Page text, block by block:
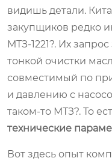
видишь детали.
закупщиков редко
МТЗ-1221?. Их
тонкой очистки
совместимый по
и давлению с
таком-то МТЗ?. То
технические
Вот здесь опыт